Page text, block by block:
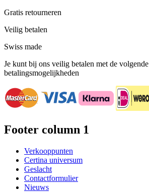
Gratis retourneren
Veilig betalen
Swiss made
Je kunt bij ons veilig betalen met de volgende
betalingsmogelijkheden
Footer column 1
Verkooppunten
Certina universum
Geslacht
Contactformulier
Nieuws